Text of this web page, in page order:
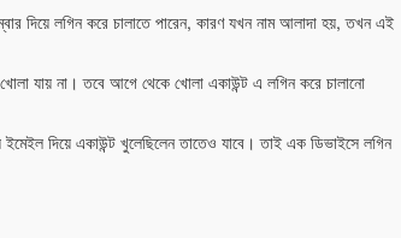
লগিন করে চালাতে পারেন, কারণ যখন নাম আলাদা হয়, তখন এই
যায় না। তবে আগে থেকে খোলা একাউন্ট এ লগিন করে চালানো
দিয়ে একাউন্ট খুলেছিলেন তাতেও যাবে। তাই এক ডিভাইসে লগিন